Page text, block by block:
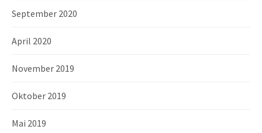
September 2020
April 2020
November 2019
Oktober 2019
Mai 2019